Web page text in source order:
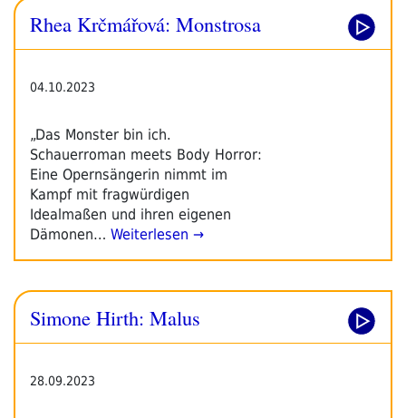
Rhea Krčmářová: Monstrosa
04.10.2023
„Das Monster bin ich.
Schauerroman meets Body Horror:
Eine Opernsängerin nimmt im
Kampf mit fragwürdigen
Idealmaßen und ihren eigenen
Dämonen… Weiterlesen →
Simone Hirth: Malus
28.09.2023